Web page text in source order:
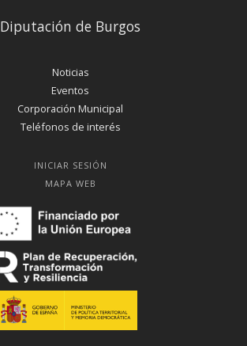
Diputación de Burgos
Noticias
Eventos
Corporación Municipal
Teléfonos de interés
INICIAR SESIÓN
MAPA WEB